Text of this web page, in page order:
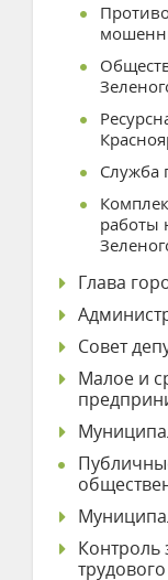
Служба
работы
Глава
Совет
Малое и
Контроль